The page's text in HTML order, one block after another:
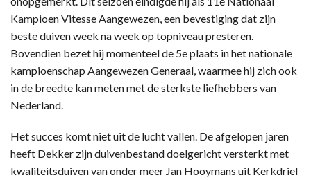
Kampioen Vitesse Aangewezen, een bevestiging dat zijn
beste duiven week na week op topniveau presteren.
Bovendien bezet hij momenteel de 5e plaats in het nationale
kampioenschap Aangewezen Generaal, waarmee hij zich ook
in de breedte kan meten met de sterkste liefhebbers van
Nederland.
Het succes komt niet uit de lucht vallen. De afgelopen jaren
heeft Dekker zijn duivenbestand doelgericht versterkt met
kwaliteitsduiven van onder meer Jan Hooymans uit Kerkdriel